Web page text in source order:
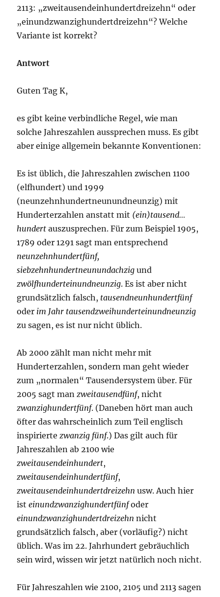
2113: „zweitausendeinhundertdreizehn“ oder
„einundzwanzighundertdreizehn“? Welche
Variante ist korrekt?
Antwort
Guten Tag K,
es gibt keine verbindliche Regel, wie man
solche Jahreszahlen aussprechen muss. Es gibt
aber einige allgemein bekannte Konventionen:
Es ist üblich, die Jahreszahlen zwischen 1100
(elfhundert) und 1999
(neunzehnhundertneunundneunzig) mit
Hunderterzahlen anstatt mit (ein)tausend…
hundert auszusprechen. Für zum Beispiel 1905,
1789 oder 1291 sagt man entsprechend
neunzehnhundertfünf,
siebzehnhundertneunundachzig und
zwölfhunderteinundneunzig. Es ist aber nicht
grundsätzlich falsch, tausendneunhundertfünf
oder im Jahr tausendzweihunderteinundneunzig
zu sagen, es ist nur nicht üblich.
Ab 2000 zählt man nicht mehr mit
Hunderterzahlen, sondern man geht wieder
zum „normalen“ Tausendersystem über. Für
2005 sagt manzweitausendfünf, nicht
zwanzighundertfünf. (Daneben hört man auch
öfter das wahrscheinlich zum Teil englisch
inspiriertezwanzig fünf.) Das gilt auch für
Jahreszahlen ab 2100 wie
zweitausendeinhundert,
zweitausendeinhundertfünf,
zweitausendeinhundertdreizehn usw. Auch hier
isteinundzwanzighundertfünfoder
einundzwanzighundertdreizehn nicht
grundsätzlich falsch, aber (vorläufig?) nicht
üblich. Was im 22. Jahrhundert gebräuchlich
sein wird, wissen wir jetzt natürlich noch nicht.
Für Jahreszahlen wie 2100, 2105 und 2113 sagen